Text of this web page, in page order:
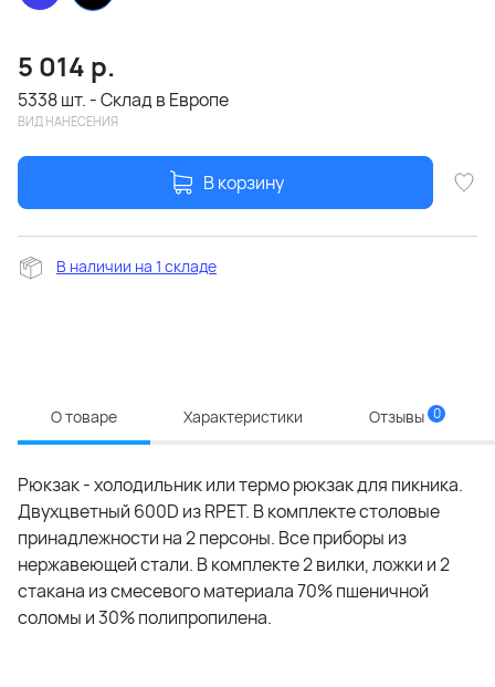
5 014 р.
5338 шт. - Склад в Европе
ВИД НАНЕСЕНИЯ
В корзину
В наличии на 1 складе
О товаре Характеристики Отзывы 0
Рюкзак - холодильник или термо рюкзак для пикника.
Двухцветный 600D из RPET. В комплекте столовые
принадлежности на 2 персоны. Все приборы из
нержавеющей стали. В комплекте 2 вилки, ложки и 2
стакана из смесевого материала 70% пшеничной
соломы и 30% полипропилена.